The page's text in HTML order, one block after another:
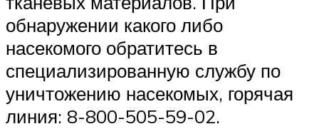
обнаружении какого либо
насекомого обратитесь в
специализированную службу по
уничтожению насекомых, горячая
линия: 8-800-505-59-02.